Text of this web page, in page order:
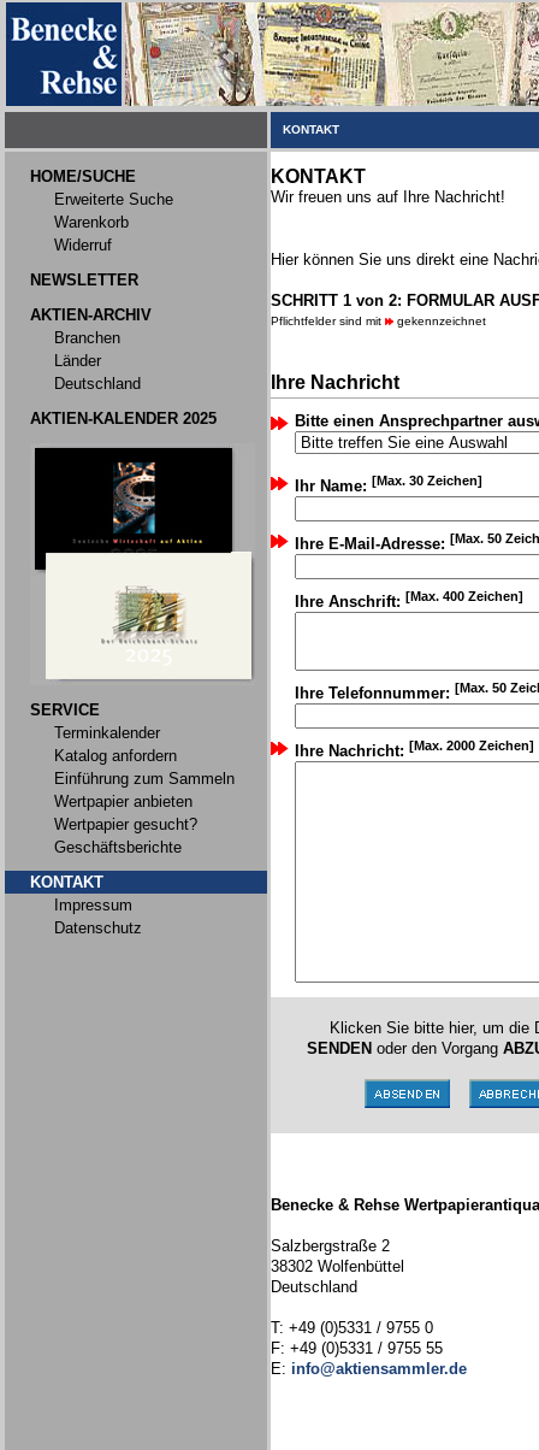
KONTAKT
HOME/SUCHE
Erweiterte Suche
Warenkorb
Widerruf
NEWSLETTER
AKTIEN-ARCHIV
Branchen
Länder
Deutschland
AKTIEN-KALENDER 2025
SERVICE
Terminkalender
Katalog anfordern
Einführung zum Sammeln
Wertpapier anbieten
Wertpapier gesucht?
Geschäftsberichte
KONTAKT
Impressum
Datenschutz
KONTAKT
Wir freuen uns auf Ihre Nachricht!
Hier können Sie uns direkt eine
SCHRITT 1 von 2: FORMULAR
Pflichtfelder sind mit gekennzeichnet
Ihre Nachricht
Bitte einen Ansprechpartner
Ihr Name: [Max. 30 Zeichen]
Ihre E-Mail-Adresse: [Max. 50
Ihre Anschrift: [Max. 400 Zeichen]
Ihre Telefonnummer: [Max. 50
Ihre Nachricht: [Max. 2000 Zeichen]
Klicken Sie bitte hier, um die
SENDEN oder den Vorgang
Benecke & Rehse
Salzbergstraße 2
38302 Wolfenbüttel
Deutschland
T: +49 (0)5331 / 9755 0
F: +49 (0)5331 / 9755 55
E: info@aktiensammler.de